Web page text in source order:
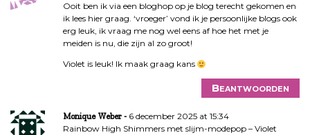
Ooit ben ik via een bloghop op je blog terecht gekomen en
ik lees hier graag. ‘vroeger’ vond ik je persoonlijke blogs ook
erg leuk, ik vraag me nog wel eens af hoe het met je
meiden is nu, die zijn al zo groot!
Violet is leuk! Ik maak graag kans
Beantwoorden
Monique Weber
6 december 2025 at 15:34
Rainbow High Shimmers met slijm-modepop – Violet